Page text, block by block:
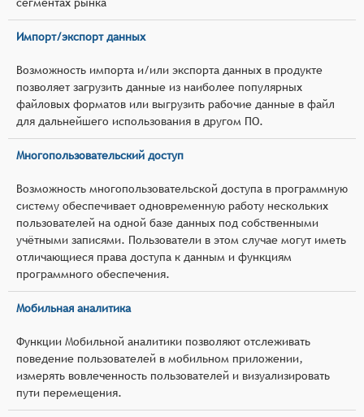
Импорт/экспорт данных
Возможность импорта и/или экспорта данных в продукте
позволяет загрузить данные из наиболее популярных
файловых форматов или выгрузить рабочие данные в файл
для дальнейшего использования в другом ПО.
Многопользовательский доступ
Возможность многопользовательской доступа в программную
систему обеспечивает одновременную работу нескольких
пользователей на одной базе данных под собственными
учётными записями. Пользователи в этом случае могут иметь
отличающиеся права доступа к данным и функциям
программного обеспечения.
Мобильная аналитика
Функции Мобильной аналитики позволяют отслеживать
поведение пользователей в мобильном приложении,
измерять вовлеченность пользователей и визуализировать
пути перемещения.